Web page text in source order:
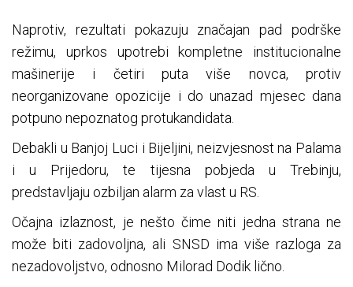
Naprotiv, rezultati pokazuju značajan pad podrške
režimu, uprkos upotrebi kompletne institucionalne
mašinerije i četiri puta više novca, protiv
neorganizovane opozicije i do unazad mjesec dana
potpuno nepoznatog protukandidata.
Debakli u Banjoj Luci i Bijeljini, neizvjesnost na Palama
i u Prijedoru, te tijesna pobjeda u Trebinju,
predstavljaju ozbiljan alarm za vlast u RS.
Očajna izlaznost, je nešto čime niti jedna strana ne
može biti zadovoljna, ali SNSD ima više razloga za
nezadovoljstvo, odnosno Milorad Dodik lično.